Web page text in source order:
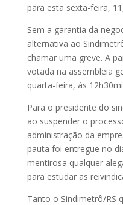
para esta sexta-feira,
Sem a garantia da
alternativa ao
chamar uma greve. A
votada na assembleia
quarta-feira, às
Para o presidente do
ao suspender o
administração da
pauta foi entregue no
mentirosa qualquer
para estudar as
Tanto o Sindimetrô/RS